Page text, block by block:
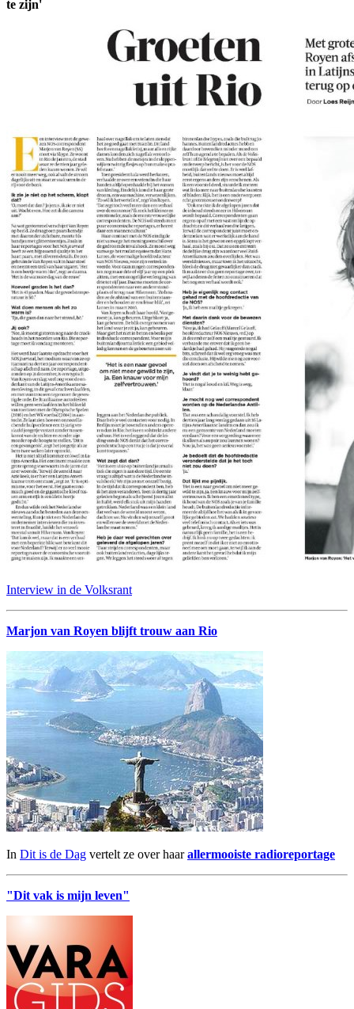
te zijn'
Interview in de Volksrant
Marjon van Royen blijft trouw aan Rio
In Dit is de Dag vertelt ze over haarallermooiste radioreportage
"Dit vak is mijn leven"